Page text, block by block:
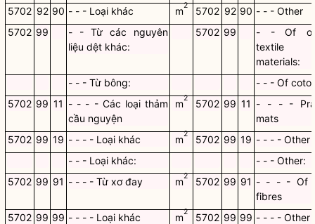
5702 92 90 - - - Loại khác m2 5702 92 90 - - - Other
5702 99
- - Từ các nguyên
liệu dệt khác:
5702 99
- - Of
textile
materials:
- - - Từ bông:
- - - Of
5702 99 11 - - - - Các loại thảm
cầu nguyện
m2 5702 99 11 - - - -
mats
5702 99 19 - - - - Loại khác m2 5702 99 19 - - - - Other
- - - Loại khác:
- - - Other:
5702 99 91 - - - - Từ xơ đay m2 5702 99 91 - - - - Of
fibres
5702 99 99 - - - - Loại khác m2 5702 99 99 - - - - Other